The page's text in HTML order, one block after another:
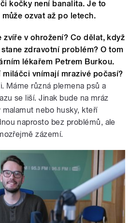
kočky není banalita. Je to
ozvat až po letech.
zvíře v ohrožení? Co dělat, když
zdravotní problém? O tom
lékařem Petrem Burkou.
vnímají mrazivé počasí?
Máme různá plemena psů a
se liší. Jinak bude na mráz
malamut nebo husky, kteří
naprosto bez problémů, ale
zázemí.